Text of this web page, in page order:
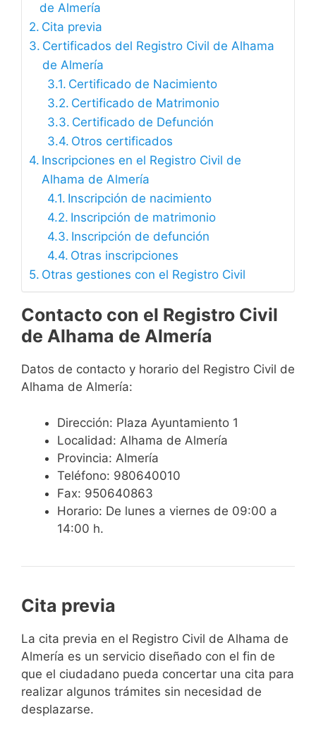
de Almería
Cita previa
Certificados del Registro Civil de Alhama
de Almería
Certificado de Nacimiento
Certificado de Matrimonio
Certificado de Defunción
Otros certificados
Inscripciones en el Registro Civil de
Alhama de Almería
Inscripción de nacimiento
Inscripción de matrimonio
Inscripción de defunción
Otras inscripciones
Otras gestiones con el Registro Civil
Contacto con el Registro Civil
de Alhama de Almería
Datos de contacto y horario del Registro Civil de
Alhama de Almería:
Dirección: Plaza Ayuntamiento 1
Localidad: Alhama de Almería
Provincia: Almería
Teléfono: 980640010
Fax: 950640863
Horario: De lunes a viernes de 09:00 a
14:00 h.
Cita previa
​​​​​​​​​​​​​​​​​​​​​​​​​​​​La cita previa en el Registro Civil de Alhama de
Almería es un servicio diseñado con el fin de
que el ciudadano pueda concertar una cita para
realizar algunos trámites sin necesidad de
desplazarse.​